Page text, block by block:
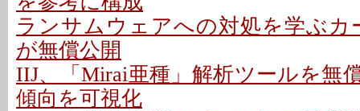
ランサムウェアへの対処を学ぶカ
が無償公開
IIJ、「Mirai亜種」解析ツールを無
傾向を可視化